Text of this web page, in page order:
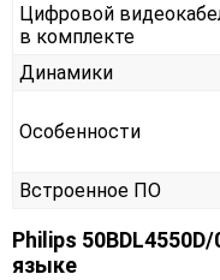
Цифровой
в комплекте
Динамики
Особенности
Встроенное ПО
Philips
языке